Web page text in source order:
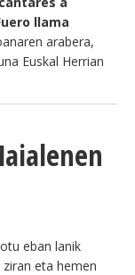
llama
arabera,
Euskal Herrian
eban lanik
eta hemen